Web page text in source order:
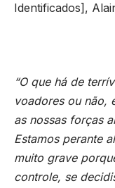
Identificados],
“O que há de
voadores ou não,
as nossas forças
Estamos perante
muito grave
controle, se